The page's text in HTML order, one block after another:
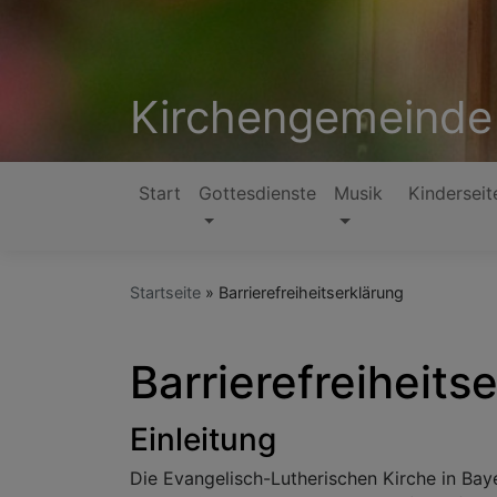
Hauptnavigation
Start Gottesdienste Musik
Startseite Barrierefreiheitserklärung
Einleitung
Die Evangelisch-Lutherischen Kirche in